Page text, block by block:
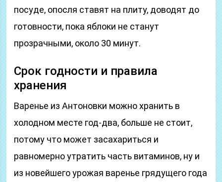
посуде, опосля ставят на плиту, доводят до
готовности, пока яблоки не станут
прозрачными, около 30 минут.
Срок годности и правила
хранения
Варенье из Антоновки можно хранить в
холодном месте год-два, больше не стоит,
потому что может засахариться и
равномерно утратить часть витаминов, ну и
из новейшего урожая варенье грядущего года